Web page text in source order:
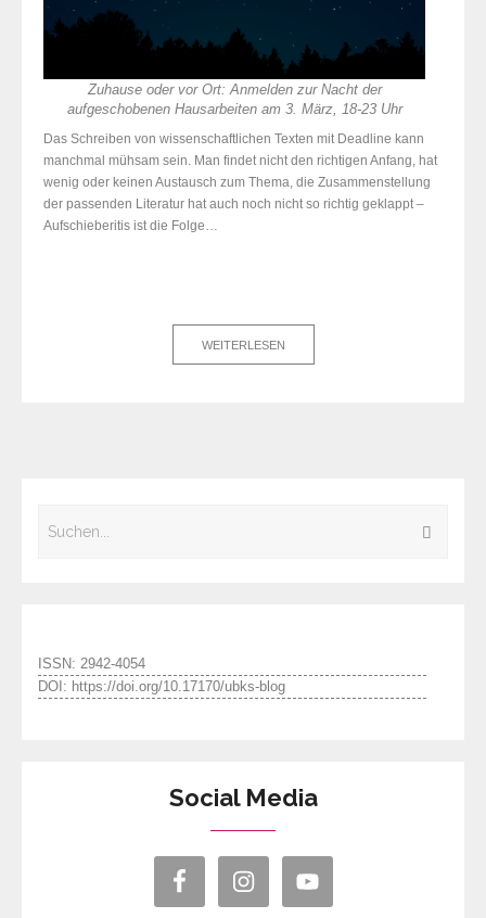
Zuhause oder vor Ort: Anmelden zur Nacht der
aufgeschobenen Hausarbeiten am 3. März, 18-23 Uhr
Das Schreiben von wissenschaftlichen Texten mit Deadline kann
manchmal mühsam sein. Man findet nicht den richtigen Anfang, hat
wenig oder keinen Austausch zum Thema, die Zusammenstellung
der passenden Literatur hat auch noch nicht so richtig geklappt –
Aufschieberitis ist die Folge…
WEITERLESEN
ISSN: 2942-4054
DOI: https://doi.org/10.17170/ubks-blog
Social Media